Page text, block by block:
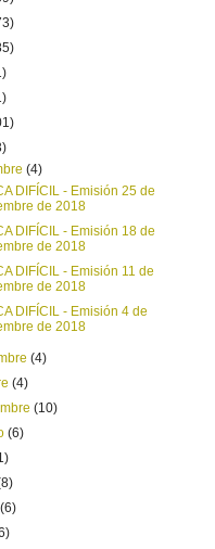
(4)
DIFÍCIL - Emisión 25 de
de 2018
DIFÍCIL - Emisión 18 de
de 2018
DIFÍCIL - Emisión 11 de
de 2018
DIFÍCIL - Emisión 4 de
de 2018
(4)
(4)
(10)
(6)
(6)